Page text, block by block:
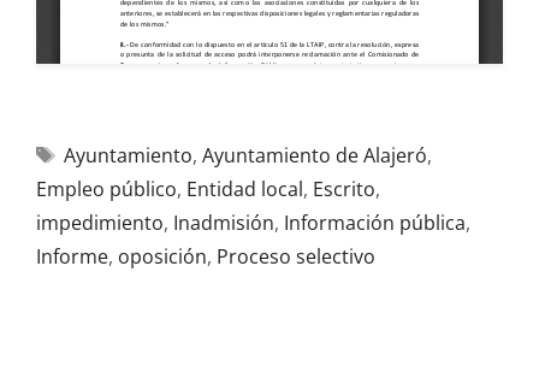
Ayuntamiento, Ayuntamiento de Alajeró,
Empleo público, Entidad local, Escrito,
impedimiento, Inadmisión, Información pública,
Informe, oposición, Proceso selectivo